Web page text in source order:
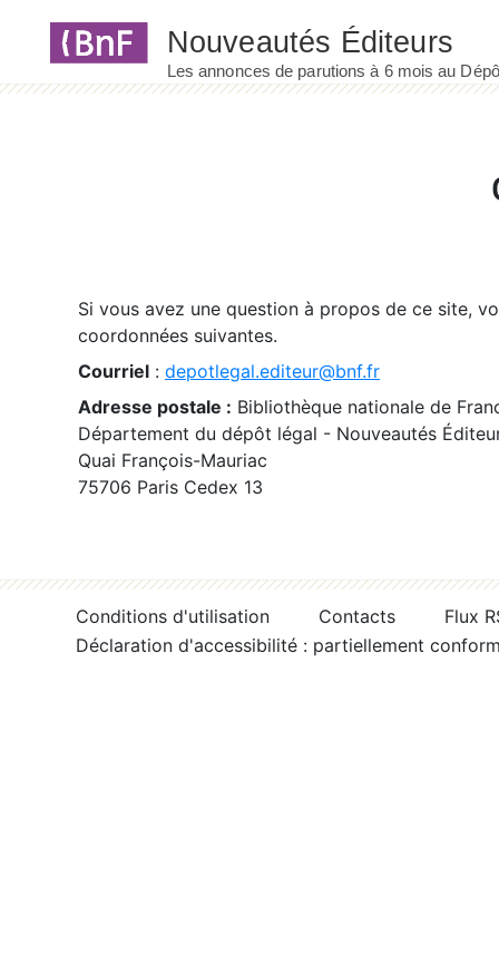
Si vous avez une question à propos de ce site,
coordonnées suivantes.
Courriel : depotlegal.editeur@bnf.fr
Adresse postale : Bibliothèque nationale de
Département du dépôt légal - Nouveautés
Quai François-Mauriac
75706 Paris Cedex 13
Conditions d'utilisation Contacts
Flux
Déclaration d'accessibilité : partiellement